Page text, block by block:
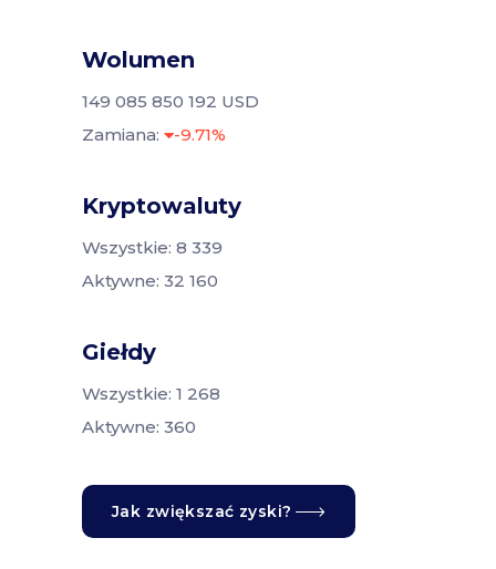
Wolumen
149 085 850 192 USD
Zamiana:
-9.71%
Kryptowaluty
Wszystkie: 8 339
Aktywne: 32 160
Giełdy
Wszystkie: 1 268
Aktywne: 360
Jak zwiększać zyski?